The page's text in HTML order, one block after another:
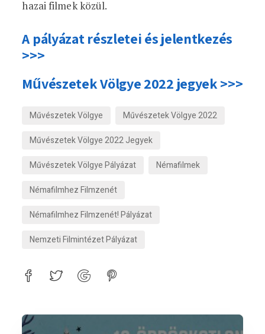
hazai filmek közül.
A pályázat részletei és jelentkezés
>>>
Művészetek Völgye 2022 jegyek >>>
Művészetek Völgye
Művészetek Völgye 2022
Művészetek Völgye 2022 Jegyek
Művészetek Völgye Pályázat
Némafilmek
Némafilmhez Filmzenét
Némafilmhez Filmzenét! Pályázat
Nemzeti Filmintézet Pályázat